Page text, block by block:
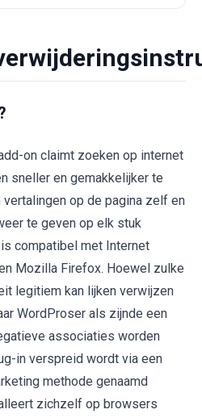
on claimt zoeken op internet
sneller en gemakkelijker te
vertalingen op de pagina zelf en
te geven op elk stuk
compatibel met Internet
Mozilla Firefox. Hoewel zulke
legitiem kan lijken verwijzen
WordProser als zijnde een
associaties worden
in verspreid wordt via een
methode genaamd
zichzelf op browsers